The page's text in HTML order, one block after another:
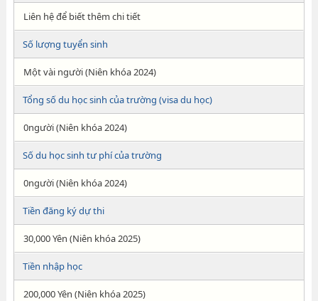
Liên hệ để biết thêm chi tiết
Số lượng tuyển sinh
Một vài người (Niên khóa 2024)
Tổng số du học sinh của trường (visa du học)
0người (Niên khóa 2024)
Số du học sinh tư phí của trường
0người (Niên khóa 2024)
Tiền đăng ký dự thi
30,000 Yên (Niên khóa 2025)
Tiền nhập học
200,000 Yên (Niên khóa 2025)